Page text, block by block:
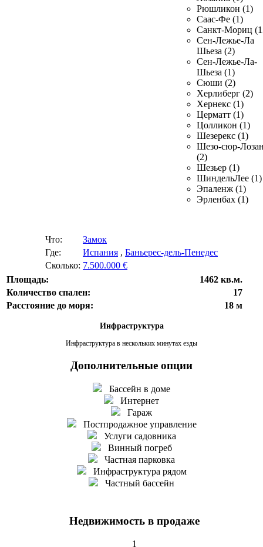
Рюшликон (1)
Саас-Фе (1)
Санкт-Мориц
Сен-Лежье-Ла
Шьеза (2)
Сен-Лежье-Ла-
Шьеза (1)
Сюши (2)
Херлиберг (2)
Хернекс (1)
Церматт (1)
Цолликон (1)
Шезерекс (1)
Шезо-сюр-
(2)
Шезьер (1)
ШиндельЛее (1)
Эпаленж (1)
Эрленбах (1)
Что:
Замок
Где:
Испания , Баньерес-дель-Пенедес
Сколько: 7.500.000 €
Площадь:
1462 кв.м.
Количество спален:
17
Расстояние до моря:
18 м
Инфраструктура
Инфраструктура в нескольких минутах езды
Дополнительные опции
Бассейн в доме
Интернет
Гараж
Постпродажное управление
Услуги садовника
Винный погреб
Частная парковка
Инфраструктура рядом
Частный бассейн
Недвижимость в продаже
1